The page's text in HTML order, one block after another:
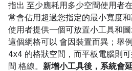
指出 至少應耗用多少空間使用者
常會佔用超過您指定的最小寬度
使用者提供一個可放置小工具和圖
這個網格可以 會因裝置而異；舉
4x4 的格狀空間，而平板電腦則
間 格線。 新增小工具後，系統會